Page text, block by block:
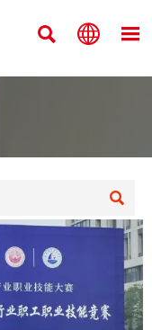
  
